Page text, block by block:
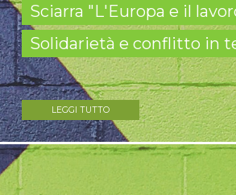
Sciarra "L'Europa e il
Solidarietà e conflitto in
LEGGI TUTTO